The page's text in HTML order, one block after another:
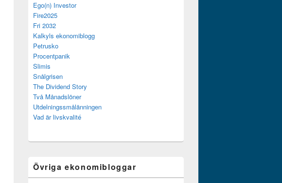
Ego(n) Investor
Fire2025
Fri 2032
Kalkyls ekonomiblogg
Petrusko
Procentpanik
Slimis
Snålgrisen
The Dividend Story
Två Månadslöner
Utdelningssmålänningen
Vad är livskvalité
Övriga ekonomibloggar